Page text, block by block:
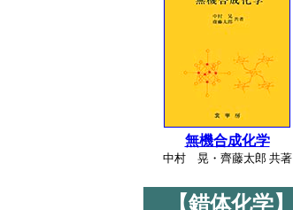
無機合成化学
中村 晃・齊藤太郎 共著
【錯体化学】